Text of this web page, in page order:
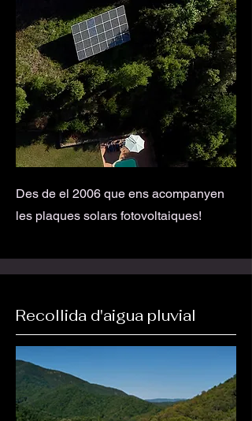
Des de el 2006 que ens acompanyen
les plaques solars fotovoltaiques!
Recollida d'aigua pluvial